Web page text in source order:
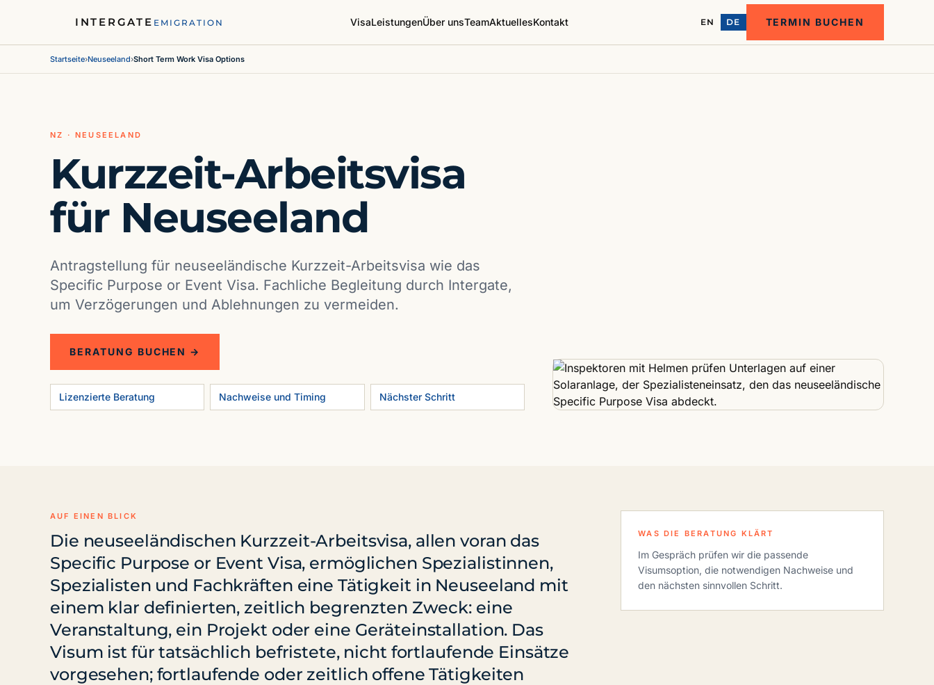
INTERGATE EMIGRATION VisaLeistungenÜber unsTeamAktuellesKontakt EN DE TERMIN BUCHEN
Startseite›Neuseeland›Short Term Work Visa Options
NZ · NEUSEELAND
Kurzzeit-Arbeitsvisa
für Neuseeland
Antragstellung für neuseeländische Kurzzeit-Arbeitsvisa wie das
Specific Purpose or Event Visa. Fachliche Begleitung durch Intergate,
um Verzögerungen und Ablehnungen zu vermeiden.
BERATUNG BUCHEN →
Lizenzierte Beratung Nachweise und Timing Nächster Schritt
AUF EINEN BLICK
Die neuseeländischen Kurzzeit-Arbeitsvisa, allen voran das
Specific Purpose or Event Visa, ermöglichen Spezialistinnen,
Spezialisten und Fachkräften eine Tätigkeit in Neuseeland mit
einem klar definierten, zeitlich begrenzten Zweck: eine
Veranstaltung, ein Projekt oder eine Geräteinstallation. Das
Visum ist für tatsächlich befristete, nicht fortlaufende Einsätze
vorgesehen; fortlaufende oder zeitlich offene Tätigkeiten
WAS DIE BERATUNG KLÄRT
Im Gespräch prüfen wir die passende
Visumsoption, die notwendigen Nachweise und
den nächsten sinnvollen Schritt.